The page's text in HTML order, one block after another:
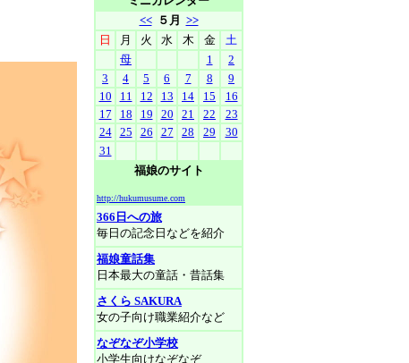
<<５月 >>
日
月 火 水 木 金
土
母
1
2
3
4 5 6 7 8
9
10
11 12 13 14 15
16
17
18 19 20 21 22
23
24
25 26 27 28 29
30
31
福娘のサイト
http://hukumusume.com
366日への旅
毎日の記念日などを紹介
福娘童話集
日本最大の童話・昔話集
さくら SAKURA
女の子向け職業紹介など
なぞなぞ小学校
小学生向けなぞなぞ